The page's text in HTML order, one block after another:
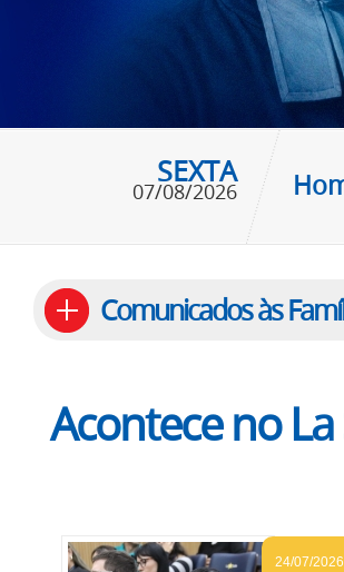
SEXTA
07/08/2026
Comunicados às
Acontece no La
24/07/2026